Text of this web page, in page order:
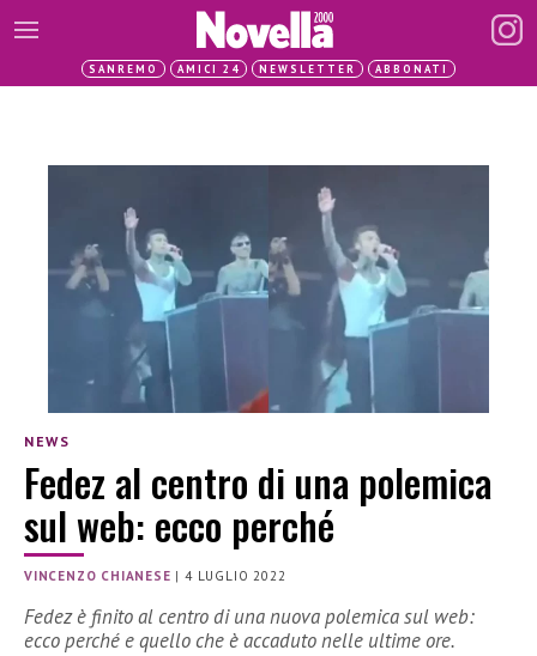
SANREMO AMICI 24 NEWSLETTER ABBONATI
NEWS
Fedez al centro di una polemica
sul web: ecco perché
VINCENZO CHIANESE |4 LUGLIO 2022
Fedez è finito al centro di una nuova polemica sul web:
ecco perché e quello che è accaduto nelle ultime ore.